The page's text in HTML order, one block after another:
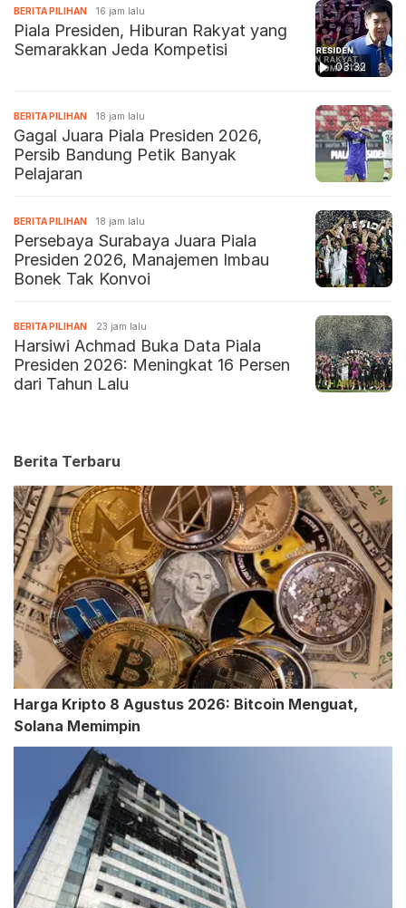
03:32
BERITA PILIHAN 16 jam lalu
Piala Presiden, Hiburan Rakyat yang
Semarakkan Jeda Kompetisi
BERITA PILIHAN 18 jam lalu
Gagal Juara Piala Presiden 2026,
Persib Bandung Petik Banyak
Pelajaran
BERITA PILIHAN 18 jam lalu
Persebaya Surabaya Juara Piala
Presiden 2026, Manajemen Imbau
Bonek Tak Konvoi
BERITA PILIHAN 23 jam lalu
Harsiwi Achmad Buka Data Piala
Presiden 2026: Meningkat 16 Persen
dari Tahun Lalu
Berita Terbaru
Harga Kripto 8 Agustus 2026: Bitcoin Menguat,
Solana Memimpin